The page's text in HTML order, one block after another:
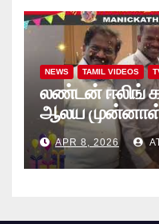
NEWS TAMIL VIDEOS
லண்டன் ஈலிங்
ஆலய
புங்குடுதீவு
நிகழ்வு
APR 8, 2026